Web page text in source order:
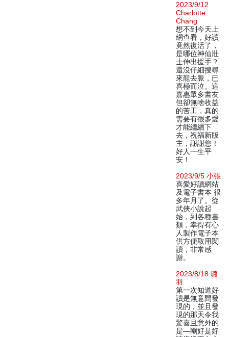
2023/9/12
Charlotte
Chang
想不到今天上
網查看，好讀
竟然復活了，
是哪位神仙壯
士伸出援手？
還沒仔細搜尋
來龍去脈，已
喜極而泣。這
嘉惠眾多書友
但卻無啥收益
的苦工，真的
需要有很多愛
才能繼續下
去，祝福新版
主，謝謝您！
好人一生平
安！
2023/9/5 小張
喜愛好讀網站
及電子書本 很
多年月了。從
武俠小說起
始，到各種書
類，幸得有心
人製作電子本
供方便取用閱
讀，非常感
謝。
2023/8/18 璐
羽
第一次知道好
讀是無意間發
現的，並且發
現的那天令我
驚喜且意外的
是—剛好是好